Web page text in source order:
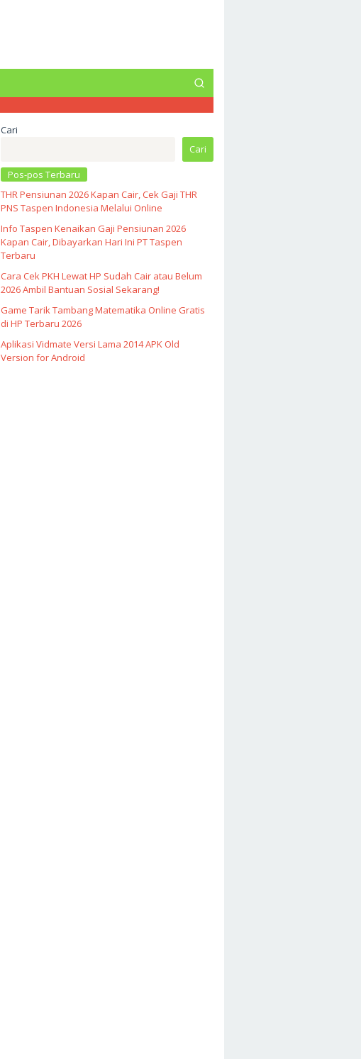
Cari
Cari
Pos-pos Terbaru
THR Pensiunan 2026 Kapan Cair, Cek Gaji THR
PNS Taspen Indonesia Melalui Online
Info Taspen Kenaikan Gaji Pensiunan 2026
Kapan Cair, Dibayarkan Hari Ini PT Taspen
Terbaru
Cara Cek PKH Lewat HP Sudah Cair atau Belum
2026 Ambil Bantuan Sosial Sekarang!
Game Tarik Tambang Matematika Online Gratis
di HP Terbaru 2026
Aplikasi Vidmate Versi Lama 2014 APK Old
Version for Android